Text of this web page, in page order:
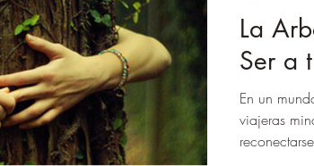
La
Ser a
En un
viajeras